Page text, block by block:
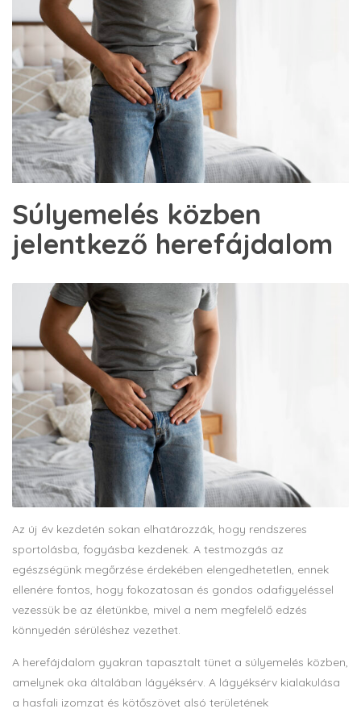
Súlyemelés közben
jelentkező herefájdalom
Az új év kezdetén sokan elhatározzák, hogy rendszeres
sportolásba, fogyásba kezdenek. A testmozgás az
egészségünk megőrzése érdekében elengedhetetlen, ennek
ellenére fontos, hogy fokozatosan és gondos odafigyeléssel
vezessük be az életünkbe, mivel a nem megfelelő edzés
könnyedén sérüléshez vezethet.
A herefájdalom gyakran tapasztalt tünet a súlyemelés közben,
amelynek oka általában lágyéksérv. A lágyéksérv kialakulása
a hasfali izomzat és kötőszövet alsó területének